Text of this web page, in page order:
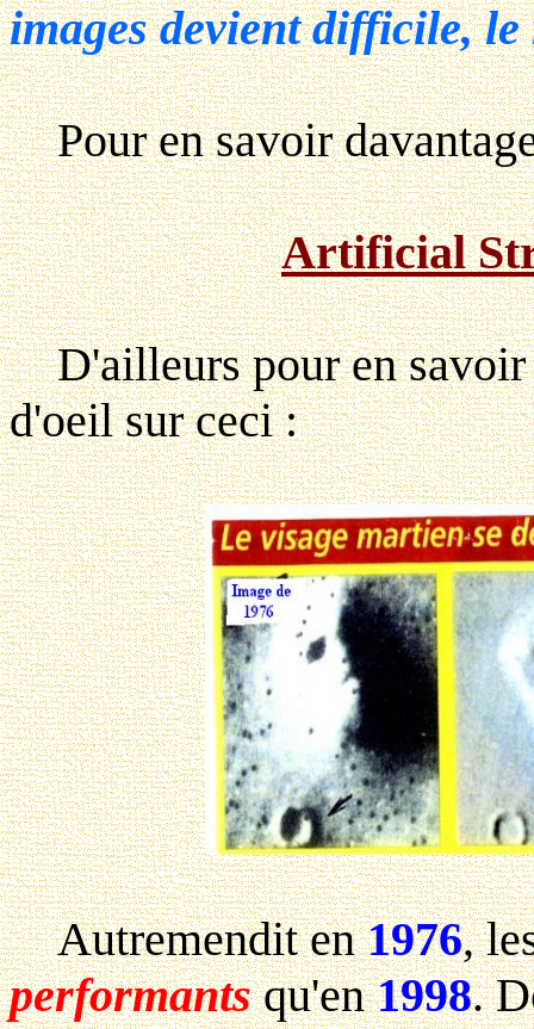
images devient difficile,
Pour en savoir
Artificial
D'ailleurs pour en savoir
d'oeil sur ceci :
Autremendit en1976,
performantsqu'en1998.